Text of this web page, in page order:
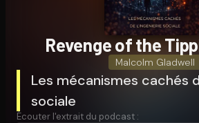
Revenge of the
Malcolm Gladwell
Les mécanismes cachés
sociale
Écouter l'extrait du podcast :